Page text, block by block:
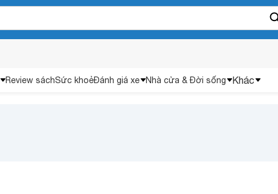
Review sáchSức khoẻĐánh giá xe Nhà cửa & Đời sống Khác